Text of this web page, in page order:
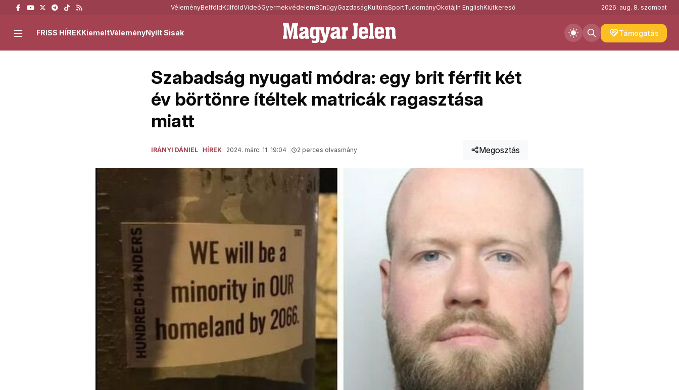
VéleményBelföldKülföldVideóGyermekvédelemBűnügyGazdaságKultúraSportTudományÖkotájIn EnglishKiútkereső 2026. aug. 8. szombat
Támogatás
FRISS HÍREKKiemeltVéleményNyílt Sisak
Szabadság nyugati módra: egy brit férfit két
év börtönre ítéltek matricák ragasztása
miatt
IRÁNYI DÁNIEL HÍREK 2024. márc. 11. 19:04 2 perces olvasmány Megosztás